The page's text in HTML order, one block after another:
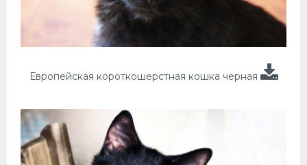
Европейская короткошерстная кошка черная